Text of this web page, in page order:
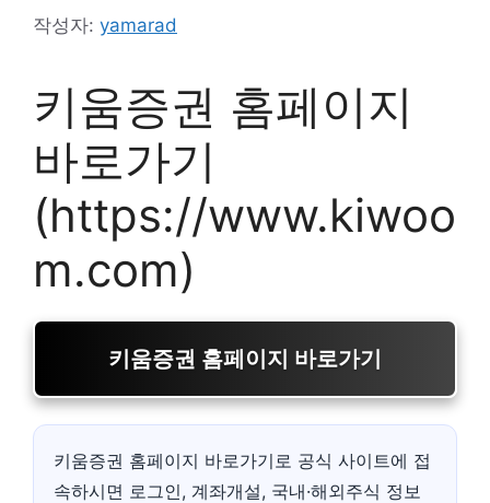
작성자: yamarad
키움증권 홈페이지
바로가기
(https://www.kiwoo
m.com)
키움증권 홈페이지 바로가기
키움증권 홈페이지 바로가기로 공식 사이트에 접
속하시면 로그인, 계좌개설, 국내·해외주식 정보